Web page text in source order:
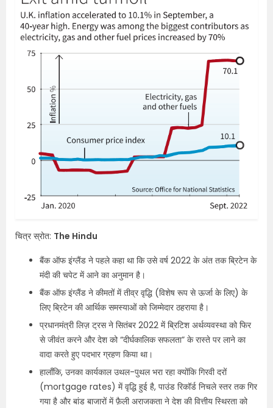
चित्र स्रोत: The Hindu
बैंक ऑफ इंग्लैंड ने पहले कहा था कि उसे वर्ष 2022 के अंत तक ब्रिटेन के
मंदी की चपेट में आने का अनुमान है।
बैंक ऑफ इंग्लैंड ने कीमतों में तीव्र वृद्धि (विशेष रूप से ऊर्जा के लिए) के
लिए ब्रिटेन की आर्थिक समस्याओं को जिम्मेदार ठहराया है।
प्रधानमंत्री लिज़ ट्रस ने सितंबर 2022 में ब्रिटिश अर्थव्यवस्था को फिर
से जीवंत करने और देश को “दीर्घकालिक सफलता” के रास्ते पर लाने का
वादा करते हुए पदभार ग्रहण किया था।
हालाँकि, उनका कार्यकाल उथल-पुथल भरा रहा क्योंकि गिरवी दरों
(mortgage rates) में वृद्धि हुई है, पाउंड रिकॉर्ड निचले स्तर तक गिर
गया है और बांड बाजारों में फ़ैली अराजकता ने देश की वित्तीय स्थिरता को